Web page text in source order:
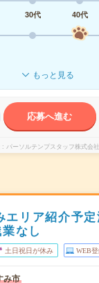
30代 40代
もっと見る
応募へ進む
パーソルテンプスタッフ株式会
エリア紹介予
なし
土日祝日が休み WEB
み市